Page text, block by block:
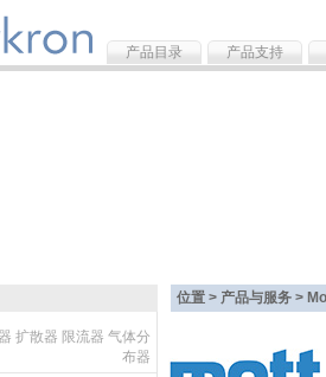
产品目录 产品支持
位置 > 产品与服务 >
扩散器 限流器 气体分
布器